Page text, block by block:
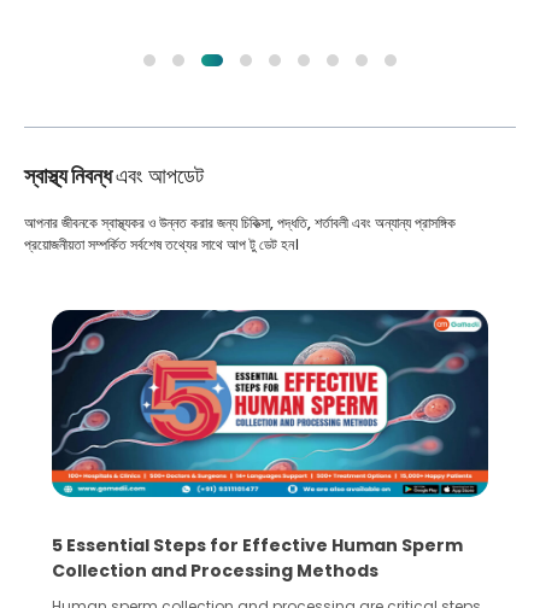
স্বাস্থ্য নিবন্ধএবং আপডেট
আপনার জীবনকে স্বাস্থ্যকর ও উন্নত করার জন্য চিকিত্সা, পদ্ধতি, শর্তাবলী এবং অন্যান্য প্রাসঙ্গিক
প্রয়োজনীয়তা সম্পর্কিত সর্বশেষ তথ্যের সাথে আপ টু ডেট হন।
5 Essential Steps for Effective Human Sperm
Collection and Processing Methods